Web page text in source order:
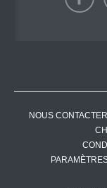
NOUS CONTACTER